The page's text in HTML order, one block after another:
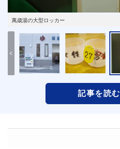
萬歳湯の大型ロッカー
記事を読む